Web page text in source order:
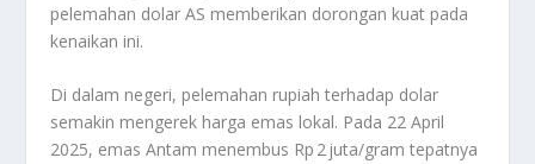
pelemahan dolar AS memberikan dorongan kuat pada
kenaikan ini.
Di dalam negeri, pelemahan rupiah terhadap dolar
semakin mengerek harga emas lokal. Pada 22 April
2025, emas Antam menembus Rp 2 juta/gram tepatnya